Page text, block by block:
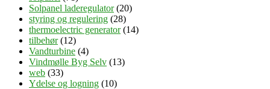
Solpanel laderegulator(20)
styring og regulering (28)
thermoelectric generator(14)
tilbehør(12)
Vandturbine (4)
Vindmølle Byg Selv (13)
web (33)
Ydelse og logning (10)